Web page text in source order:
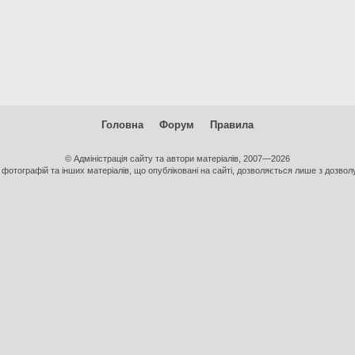
Головна Форум Правила
© Адміністрація сайту та автори матеріалів, 2007—2026
та інших матеріалів, що опубліковані на сайті, дозволяється лише з дозволу